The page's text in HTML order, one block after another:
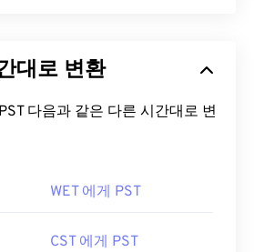
대로 변환
다음과 같은 다른 시간대로 변
WET 에게 PST
CST 에게 PST